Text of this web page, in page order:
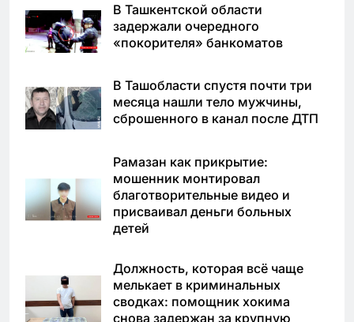
В Ташкентской области
задержали очередного
«покорителя» банкоматов
В Ташобласти спустя почти три
месяца нашли тело мужчины,
сброшенного в канал после ДТП
Рамазан как прикрытие:
мошенник монтировал
благотворительные видео и
присваивал деньги больных
детей
Должность, которая всё чаще
мелькает в криминальных
сводках: помощник хокима
снова задержан за крупную